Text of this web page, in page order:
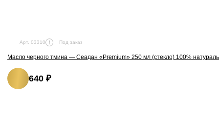
Арт. 03310 Под заказ
Масло черного тмина — Сеадан «Premium» 250 мл (стекло) 100%
640 ₽